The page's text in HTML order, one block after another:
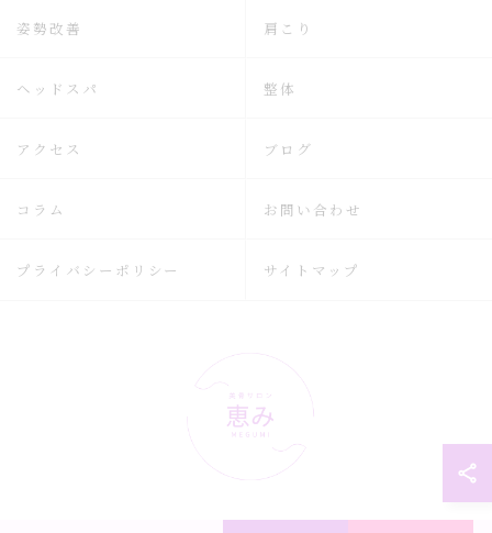
姿勢改善 肩こり
ヘッドスパ 整体
アクセス ブログ
コラム お問い合わせ
プライバシーポリシー サイトマップ